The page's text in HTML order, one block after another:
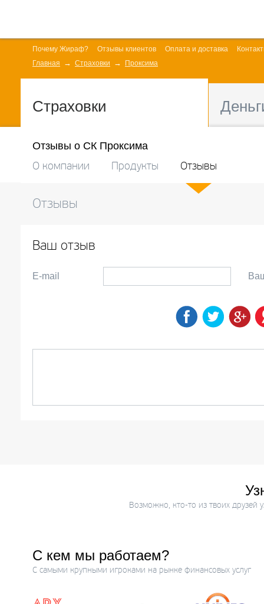
Почему Жираф? Отзывы клиентов Оплата и доставка
Главная
Страховки Проксима
Страховки
Отзывы о СК Проксима
О компании
Продукты Отзывы
Отзывы
Ваш отзыв
E-mail
Возможно, кто-то из твоих друзей
С кем мы работаем?
С самыми крупными игроками на рынке финансовых услуг